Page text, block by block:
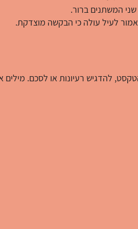
המשתנים ברור.
לעיל עולה כי הבקשה מוצדקת.
להדגיש רעיונות או לסכם. מילים